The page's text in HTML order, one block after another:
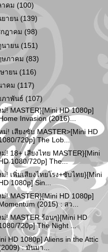
าคม (100)
ยายน (139)
กฎาคม (98)
นายน (151)
ษภาคม (83)
ษายน (116)
าคม (117)
ภาพันธ์ (107)
! MASTER}[Mini HD 1080p]
Home Invasion (2016)...
ม่! เสียงซับ MASTER>[Mini HD
720p] The Lob...
! 18+ เสียงไทย MASTER}[Mini
1080/720p] The...
! เพิ่มเสียงไทยโรง+ซับไทย}[Mini
HD 1080p] Sin...
! MASTER}[Mini HD 1080p]
Momentum (2015) : สว...
! MASTER ร้อนๆ}[Mini HD
720p] The Night ...
HD 1080p] Aliens in the Attic
: มันมา...